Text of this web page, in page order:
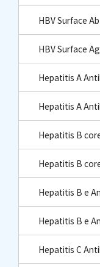
HBV Surface
HBV Surface
Hepatitis A
Hepatitis A
Hepatitis B
Hepatitis B
Hepatitis B e
Hepatitis B e
Hepatitis C